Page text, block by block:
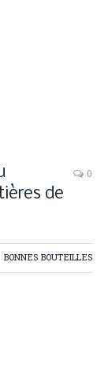
de
0
BONNES BOUTEILLES